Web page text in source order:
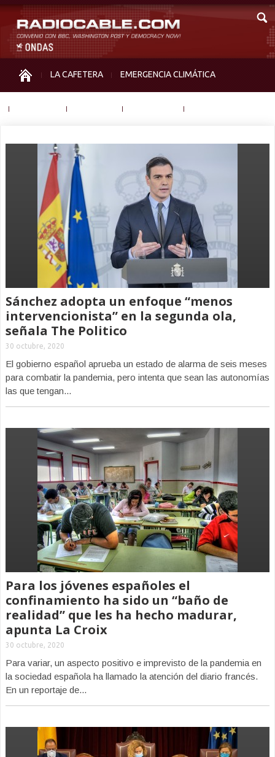
LA CAFETERA EMERGENCIA CLIMÁTICA
Sánchez adopta un enfoque “menos
intervencionista” en la segunda ola,
señala The Politico
30 octubre, 2020
El gobierno español aprueba un estado de alarma de seis meses
para combatir la pandemia, pero intenta que sean las autonomías
las que tengan...
Para los jóvenes españoles el
confinamiento ha sido un “baño de
realidad” que les ha hecho madurar,
apunta La Croix
30 octubre, 2020
Para variar, un aspecto positivo e imprevisto de la pandemia en
la sociedad española ha llamado la atención del diario francés.
En un reportaje de...